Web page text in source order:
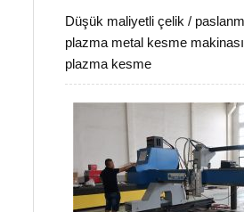
Düşük maliyetli çelik /
plazma metal kesme
plazma kesme